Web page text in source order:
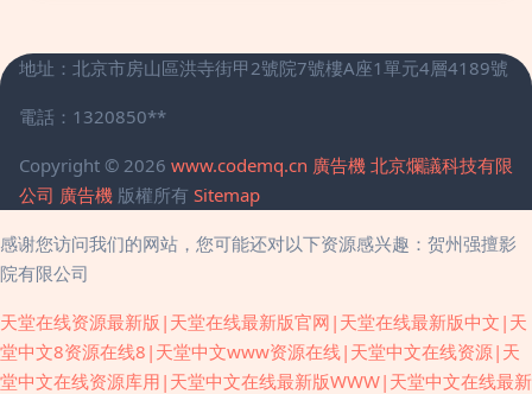
地址：北京市房山區洪寺街甲2號院7號樓A座1單元4層4189號
電話：1320850**
Copyright © 2026 www.codemq.cn 廣告機 北京爛議科技有限
公司 廣告機 版權所有 Sitemap
感谢您访问我们的网站，您可能还对以下资源感兴趣：贺州强擅影
院有限公司
天堂在线资源最新版|天堂在线最新版官网|天堂在线最新版中文|天
堂中文8资源在线8|天堂中文www资源在线|天堂中文在线资源|天
堂中文在线资源库用|天堂中文在线最新版WWW|天堂中文在线最新